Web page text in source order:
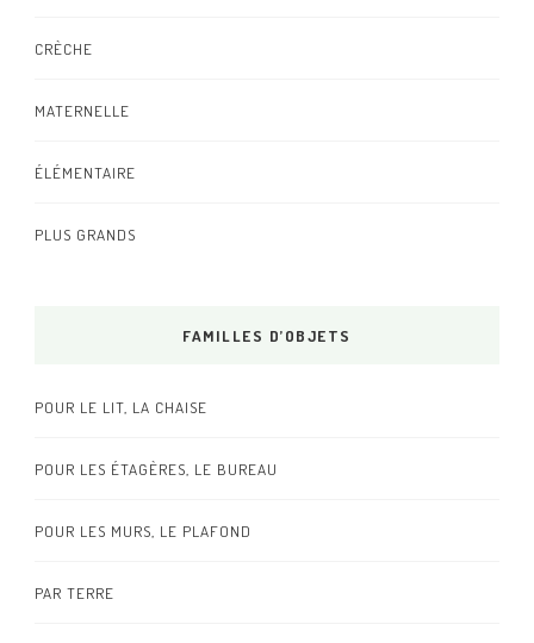
CRÈCHE
MATERNELLE
ÉLÉMENTAIRE
PLUS GRANDS
FAMILLES D’OBJETS
POUR LE LIT, LA CHAISE
POUR LES ÉTAGÈRES, LE BUREAU
POUR LES MURS, LE PLAFOND
PAR TERRE